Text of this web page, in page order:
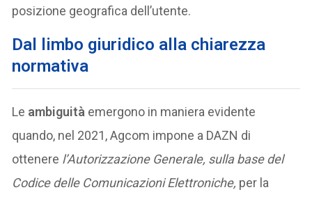
posizione geografica dell’utente.
Dal limbo giuridico alla chiarezza
normativa
Le ambiguità emergono in maniera evidente
quando, nel 2021, Agcom impone a DAZN di
ottenere l’Autorizzazione Generale, sulla base del
Codice delle Comunicazioni Elettroniche, per la